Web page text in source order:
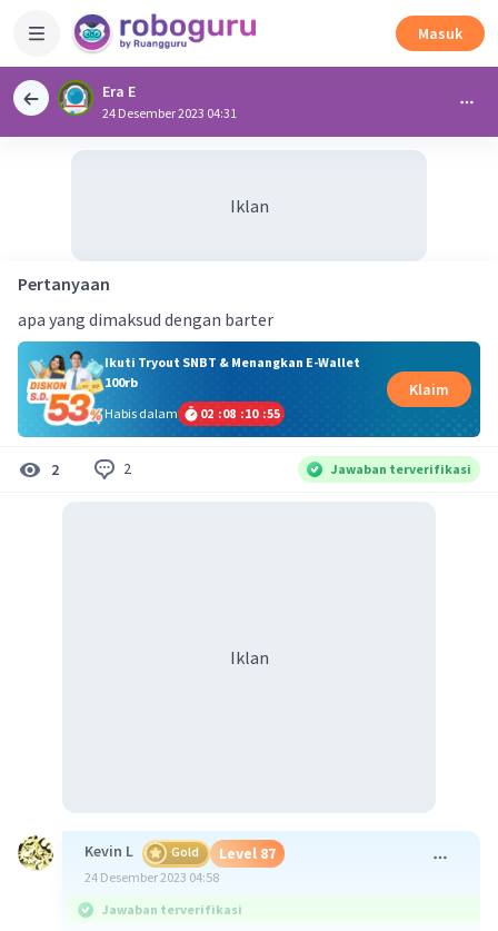
Masuk
Era E
24 Desember 2023 04:31
Iklan
Pertanyaan
apa yang dimaksud dengan barter
Ikuti Tryout SNBT & Menangkan E-Wallet
100rb
Habis dalam
02 :08 :10 :54
Klaim
2 2 Jawaban terverifikasi
Iklan
Kevin L Gold Level 87
24 Desember 2023 04:58
Jawaban terverifikasi